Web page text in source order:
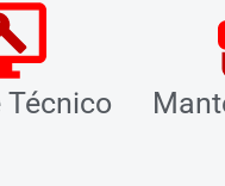
Técnico